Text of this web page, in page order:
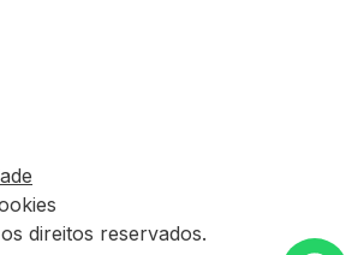
direitos reservados.